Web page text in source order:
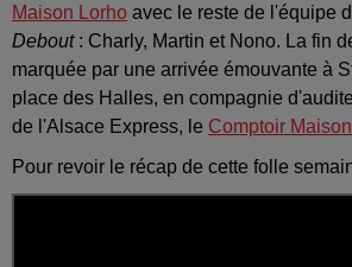
Maison Lorho avec le reste de l'équipe
Debout: Charly, Martin et Nono. La fin
marquée par une arrivée émouvante à
place des Halles, en compagnie
de l'Alsace Express, le Comptoir
Pour revoir le récap de cette folle